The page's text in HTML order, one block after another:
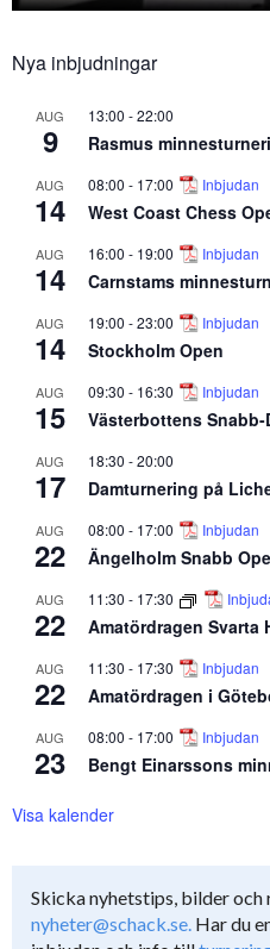
Nya inbjudningar
AUG
9
13:00 -22:00
Rasmus
AUG
14
08:00 - 17:00 Inbjudan
West Coast Chess
AUG
14
16:00 - 19:00 Inbjudan
Carnstams
AUG
14
19:00 -23:00 Inbjudan
Stockholm Open
AUG
15
09:30 - 16:30 Inbjudan
Västerbottens Snabb-
AUG
17
18:30 -20:00
Damturnering på
AUG
22
08:00 - 17:00 Inbjudan
Ängelholm Snabb
AUG
22
11:30 - 17:30
Amatördragen Svarta
AUG
22
11:30 - 17:30 Inbjudan
Amatördragen i
AUG
23
08:00 - 17:00 Inbjudan
Bengt Einarssons
Visa kalender
Skicka nyhetstips, bilder
nyheter@schack.se. Har du